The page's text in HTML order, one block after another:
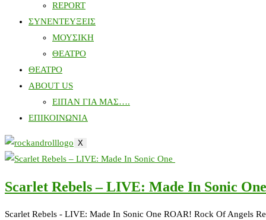
REPORT
ΣΥΝΕΝΤΕΥΞΕΙΣ
ΜΟΥΣΙΚΗ
ΘΕΑΤΡΟ
ΘΕΑΤΡΟ
ABOUT US
ΕΙΠΑΝ ΓΙΑ ΜΑΣ….
ΕΠΙΚΟΙΝΩΝΙΑ
X
Scarlet Rebels – LIVE: Made In Sonic
Scarlet Rebels - LIVE: Made In Sonic One ROAR! Rock Of Angels